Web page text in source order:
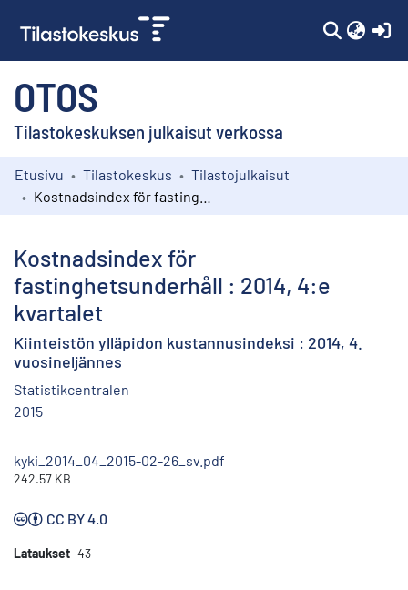
OTOS
Tilastokeskuksen julkaisut verkossa
Kokoelmat
Etusivu Tilastokeskus
Tilastojulkaisut
Kostnadsindex för
fastinghetsunderhåll : 2014, 4:e
kvartalet
Kiinteistön ylläpidon kustannusindeksi : 2014, 4.
vuosineljännes
Statistikcentralen
2015
kyki_2014_04_2015-02-26_sv.pdf
242.57 KB
CC BY 4.0
Lataukset 43